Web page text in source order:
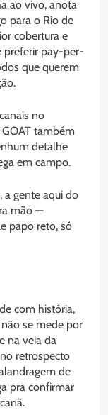
ao vivo, anota
para o Rio de
cobertura e
preferir pay-per-
que querem
no
também
detalhe
em campo.
a gente aqui do
mão —
papo reto, só
com história,
se mede por
na veia da
retrospecto
de
pra confirmar